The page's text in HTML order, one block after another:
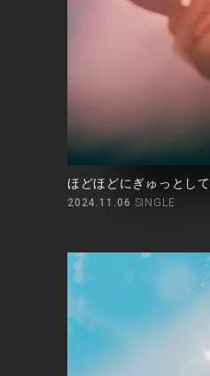
ほどほどにぎゅっとして
2024.11.06 SINGLE